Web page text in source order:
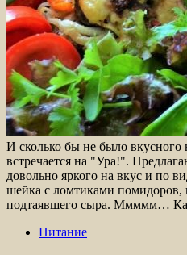
И сколько бы не было вкусного
встречается на "Ура!".
довольно яркого на вкус и по
шейка с ломтиками помидоров,
подтаявшего сыра. Ммммм…
Питание